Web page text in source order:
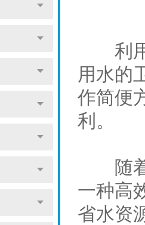
利用
用水的
作简便
利。
随着
一种高
省水资